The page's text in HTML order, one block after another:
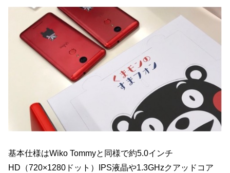
基本仕様はWiko Tommyと同様で約5.0インチ
HD（720×1280ドット）IPS液晶や1.3GHzクアッドコア